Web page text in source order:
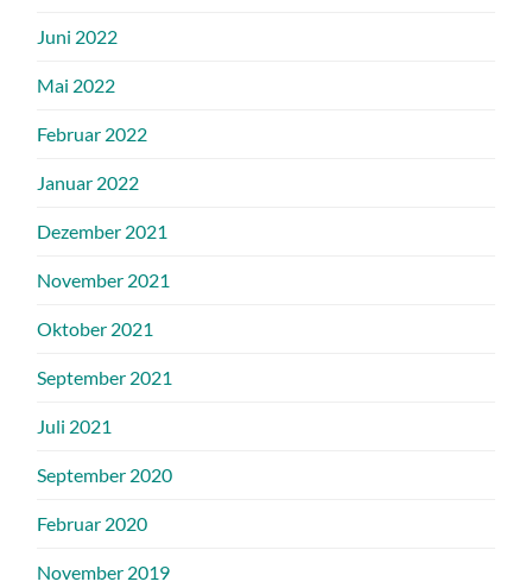
Juni 2022
Mai 2022
Februar 2022
Januar 2022
Dezember 2021
November 2021
Oktober 2021
September 2021
Juli 2021
September 2020
Februar 2020
November 2019